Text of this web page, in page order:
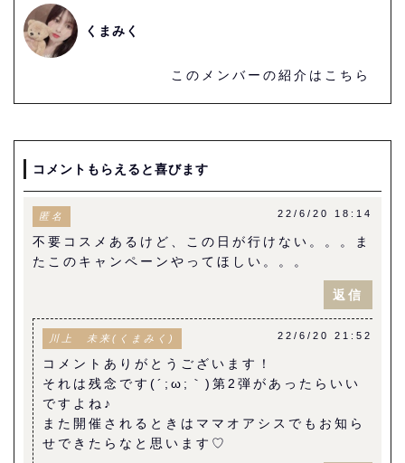
くまみく
このメンバーの紹介はこちら
コメントもらえると喜びます
匿名 22/6/20 18:14
不要コスメあるけど、この日が行けない。。。ま
たこのキャンペーンやってほしい。。。
返信
川上 未来(くまみく) 22/6/20 21:52
コメントありがとうございます！
それは残念です(´;ω;｀)第2弾があったらいい
ですよね♪
また開催されるときはママオアシスでもお知ら
せできたらなと思います♡